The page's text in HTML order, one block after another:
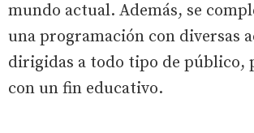
mundo actual. Además, se
una programación con diversas
dirigidas a todo tipo de público,
con un fin educativo.